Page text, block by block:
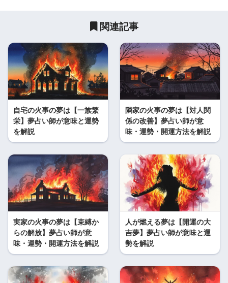
関連記事
自宅の火事の夢は【一族繁
栄】夢占い師が意味と運勢
を解説
隣家の火事の夢は【対人関
係の改善】夢占い師が意
味・運勢・開運方法を解説
実家の火事の夢は【束縛か
らの解放】夢占い師が意
味・運勢・開運方法を解説
人が燃える夢は【開運の大
吉夢】夢占い師が意味と運
勢を解説